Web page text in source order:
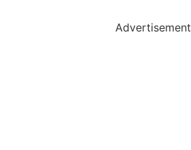
Advertisement